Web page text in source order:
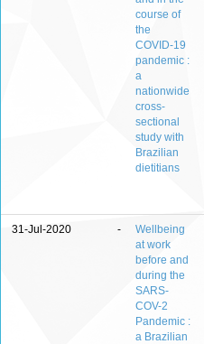
course of
the
COVID-19
pandemic :
a
nationwide
cross-
sectional
study with
Brazilian
dietitians
31-Jul-2020 -
Wellbeing
at work
before and
during the
SARS-
COV-2
Pandemic :
a Brazilian